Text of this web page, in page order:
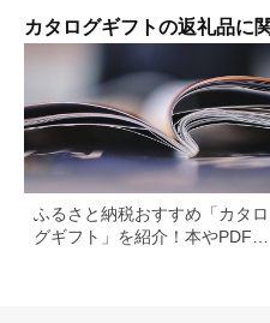
カタログギフトの返礼品に
ふるさと納税おすすめ「カタロ
グギフト」を紹介！本やPDFカ